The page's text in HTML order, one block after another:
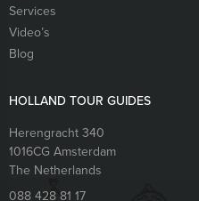
Services
Video’s
Blog
HOLLAND TOUR GUIDES
Herengracht 340
1016CG Amsterdam
The Netherlands
088 428 81 17